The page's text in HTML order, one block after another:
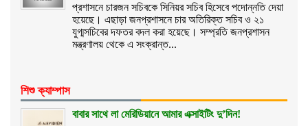
প্রশাসনে চারজন সচিবকে সিনিয়র সচিব হিসেবে পদোন্নতি দেয়া
হয়েছে। এছাড়া জনপ্রশাসনে চার অতিরিক্ত সচিব ও ২১
যুগ্মসচিবের দফতর বদল করা হয়েছে। সম্প্রতি জনপ্রশাসন
মন্ত্রণালয় থেকে এ সংক্রান্ত...
শিশু ক্যাম্পাস
বাবার সাথে লা মেরিডিয়ানে আমার এক্সাইটিং দু’দিন!